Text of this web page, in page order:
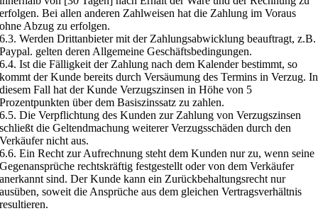
erfolgen. Bei allen anderen Zahlweisen hat die Zahlung im Voraus
ohne Abzug zu erfolgen.
6.3. Werden Drittanbieter mit der Zahlungsabwicklung beauftragt, z.B.
Paypal. gelten deren Allgemeine Geschäftsbedingungen.
6.4. Ist die Fälligkeit der Zahlung nach dem Kalender bestimmt, so
kommt der Kunde bereits durch Versäumung des Termins in Verzug. In
diesem Fall hat der Kunde Verzugszinsen in Höhe von 5
Prozentpunkten über dem Basiszinssatz zu zahlen.
6.5. Die Verpflichtung des Kunden zur Zahlung von Verzugszinsen
schließt die Geltendmachung weiterer Verzugsschäden durch den
Verkäufer nicht aus.
6.6. Ein Recht zur Aufrechnung steht dem Kunden nur zu, wenn seine
Gegenansprüche rechtskräftig festgestellt oder von dem Verkäufer
anerkannt sind. Der Kunde kann ein Zurückbehaltungsrecht nur
ausüben, soweit die Ansprüche aus dem gleichen Vertragsverhältnis
resultieren.